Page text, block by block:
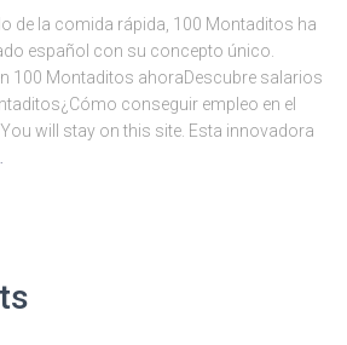
de la comida rápida, 100 Montaditos ha
español con su concepto único.
100 Montaditos ahoraDescubre salarios
conseguir empleo en el
will stay on this site. Esta innovadora